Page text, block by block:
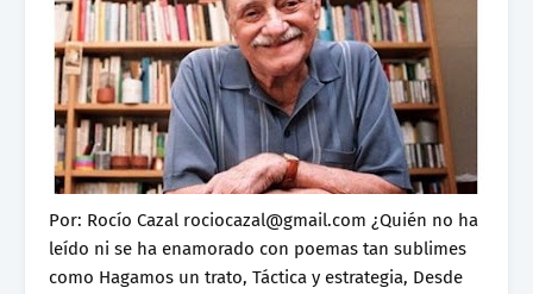
Por: Rocío Cazal rociocazal@gmail.com ¿Quién no ha
leído ni se ha enamorado con poemas tan sublimes
como Hagamos un trato, Táctica y estrategia, Desde